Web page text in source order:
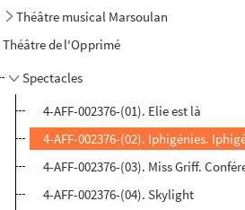
Théâtre musical Marsoulan
Théâtre de l'Opprimé
Spectacles
4-AFF-002376-(01). Elie est là
4-AFF-002376-(02). Iphigénies.
4-AFF-002376-(03). Miss Griff.
4-AFF-002376-(04). Skylight